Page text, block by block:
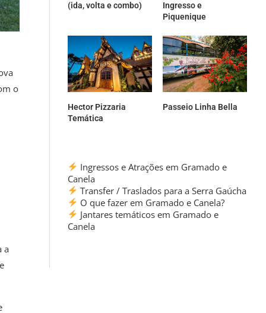
o
a
(ida, volta e combo)
Ingresso e
Piquenique
Hector Pizzaria
Temática
Passeio Linha Bella
Ingressos e Atrações em Gramado e
Canela
Transfer / Traslados para a Serra Gaúcha
O que fazer em Gramado e Canela?
Jantares temáticos em Gramado e
Canela